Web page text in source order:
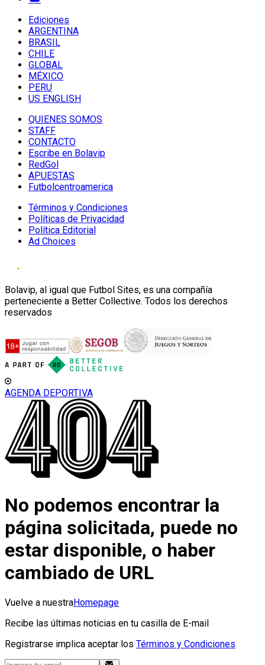
Ediciones
ARGENTINA
BRASIL
CHILE
GLOBAL
MÉXICO
PERU
US ENGLISH
QUIENES SOMOS
STAFF
CONTACTO
Escribe en Bolavip
RedGol
APUESTAS
Futbolcentroamerica
Términos y Condiciones
Políticas de Privacidad
Política Editorial
Ad Choices
Bolavip, al igual que Futbol Sites, es una compañía
perteneciente a Better Collective. Todos los derechos
reservados
AGENDA DEPORTIVA
No podemos encontrar la
página solicitada, puede no
estar disponible, o haber
cambiado de URL
Vuelve a nuestraHomepage
Recibe las últimas noticias en tu casilla de E-mail
Registrarse implica aceptar los Términos y Condiciones